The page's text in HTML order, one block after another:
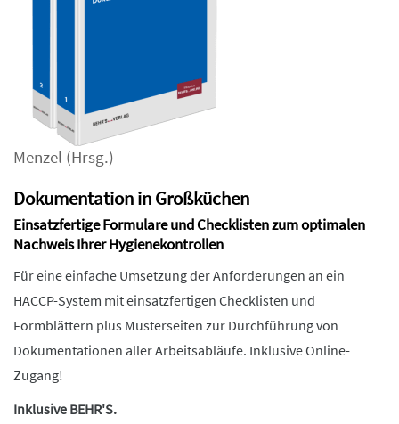
Menzel (Hrsg.)
Dokumentation in Großküchen
Einsatzfertige Formulare und Checklisten zum optimalen
Nachweis Ihrer Hygienekontrollen
Für eine einfache Umsetzung der Anforderungen an ein
HACCP-System mit einsatzfertigen Checklisten und
Formblättern plus Musterseiten zur Durchführung von
Dokumentationen aller Arbeitsabläufe. Inklusive Online-
Zugang!
Inklusive BEHR'S.